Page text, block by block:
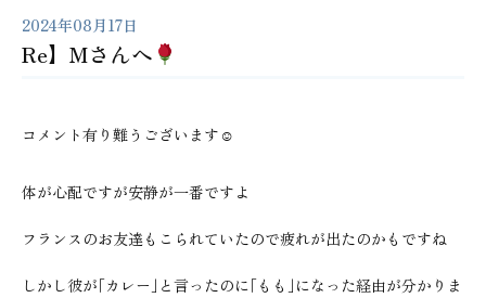
2024年08月17日
Re】Mさんへ
コメント有り難うございます☺
体が心配ですが安静が一番ですよ
フランスのお友達もこられていたので疲れが出たのかもですね
しかし彼が｢カレー｣と言ったのに｢もも｣になった経由が分かりま